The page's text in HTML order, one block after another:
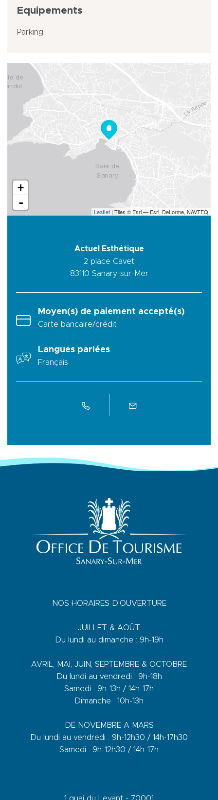
Equipements
Parking
+
-
Leaflet | Tiles © Esri — Esri, DeLorme, NAVTEQ
Actuel Esthétique
2 place Cavet
83110 Sanary-sur-Mer
Moyen(s) de paiement accepté(s)
Carte bancaire/crédit
Langues parlées
Français
NOS HORAIRES D’OUVERTURE
JUILLET & AOÛT
Du lundi au dimanche : 9h-19h
AVRIL, MAI, JUIN, SEPTEMBRE & OCTOBRE
Du lundi au vendredi : 9h-18h
Samedi : 9h-13h / 14h-17h
Dimanche : 10h-13h
DE NOVEMBRE A MARS
Du lundi au vendredi : 9h-12h30 / 14h-17h30
Samedi : 9h-12h30 / 14h-17h
1 quai du Levant - 70001